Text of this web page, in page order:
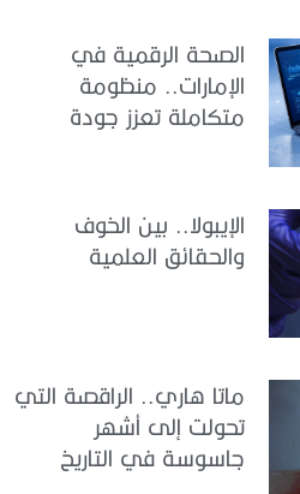
الصحة الرقمية في
الإمارات.. منظومة
متكاملة تعزز جودة
الإيبولا.. بين الخوف
والحقائق العلمية
ماتا هاري.. الراقصة التي
تحولت إلى أشهر
جاسوسة في التاريخ